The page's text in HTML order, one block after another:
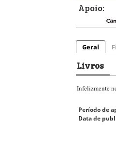
Apoio:
Geral
Livros
Infelizmente
Período de
Data de